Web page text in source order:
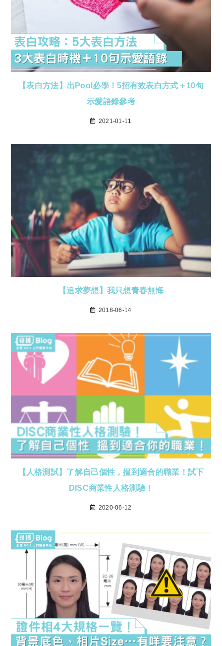
【表白方法】出Pool必學！5招有效表白方式＋10句
示愛語錄參考
2021-01-11
【追求夢想】我只想青春無悔
2018-06-14
【人格測試】了解自己個性，揾到適合的職業！試下
DISC商業性人格測驗！
2020-06-12